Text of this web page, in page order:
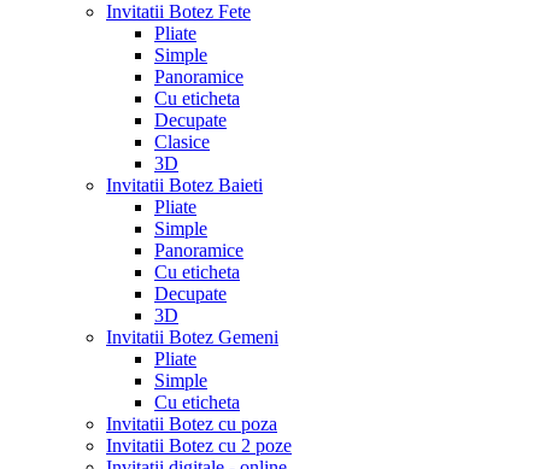
Invitatii Botez Fete
Pliate
Simple
Panoramice
Cu eticheta
Decupate
Clasice
3D
Invitatii Botez Baieti
Pliate
Simple
Panoramice
Cu eticheta
Decupate
3D
Invitatii Botez Gemeni
Pliate
Simple
Cu eticheta
Invitatii Botez cu poza
Invitatii Botez cu 2 poze